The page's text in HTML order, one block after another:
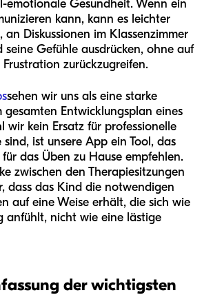
emotionale Gesundheit. Wenn ein
kann, kann es leichter
an Diskussionen im Klassenzimmer
seine Gefühle ausdrücken, ohne auf
zurückzugreifen.
sehen wir uns als eine starke
gesamten Entwicklungsplan eines
wir kein Ersatz für professionelle
ist unsere App ein Tool, das
das Üben zu Hause empfehlen.
zwischen den Therapiesitzungen
dass das Kind die notwendigen
auf eine Weise erhält, die sich wie
anfühlt, nicht wie eine lästige
der wichtigsten